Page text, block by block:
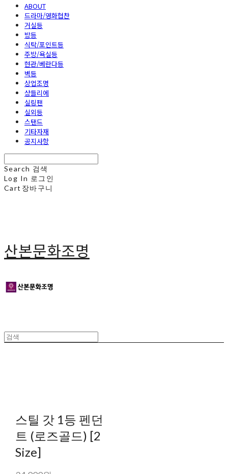
ABOUT
드라마/영화협찬
거실등
방등
식탁/포인트등
주방/욕실등
현관/베란다등
벽등
상업조명
샹들리에
실링팬
실외등
스탠드
기타자재
공지사항
Search 검색
Log In 로그인
Cart 장바구니
산본문화조명
스틸 갓 1등 펜던
트 (로즈골드) [2
Size]